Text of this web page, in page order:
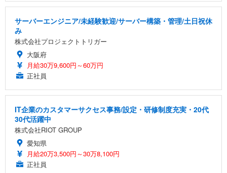
サーバーエンジニア/未経験歓迎/サーバー構築・管理/土日祝休
み
株式会社プロジェクトトリガー
大阪府
月給30万9,600円～60万円
正社員
IT企業のカスタマーサクセス事務/設定・研修制度充実・20代
30代活躍中
株式会社RIOT GROUP
愛知県
月給20万3,500円～30万8,100円
正社員